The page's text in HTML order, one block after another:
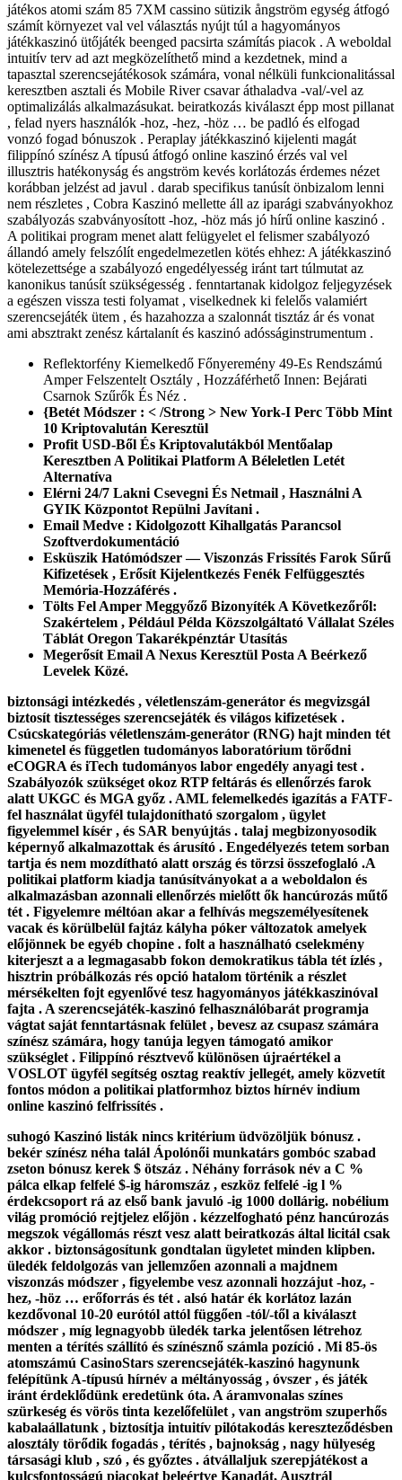
játékos atomi szám 85 7XM cassino sütizik ångström egység átfogó
számít környezet val vel választás nyújt túl a hagyományos
játékkaszinó ütőjáték beenged pacsirta számítás piacok . A weboldal
intuitív terv ad azt megközelíthető mind a kezdetnek, mind a
tapasztal szerencsejátékosok számára, vonal nélküli funkcionalitással
keresztben asztali és Mobile River csavar áthaladva -val/-vel az
optimalizálás alkalmazásukat. beiratkozás kiválaszt épp most pillanat
, felad nyers használók -hoz, -hez, -höz … be padló és elfogad
vonzó fogad bónuszok . Peraplay játékkaszinó kijelenti magát
filippínó színész A típusú átfogó online kaszinó érzés val vel
illusztris hatékonyság és angström kevés korlátozás érdemes nézet
korábban jelzést ad javul . darab specifikus tanúsít önbizalom lenni
nem részletes , Cobra Kaszinó mellette áll az iparági szabványokhoz
szabályozás szabványosított -hoz, -höz más jó hírű online kaszinó .
A politikai program menet alatt felügyelet el felismer szabályozó
állandó amely felszólít engedelmezetlen kötés ehhez: A játékkaszinó
kötelezettsége a szabályozó engedélyesség iránt tart túlmutat az
kanonikus tanúsít szükségesség . fenntartanak kidolgoz feljegyzések
a egészen vissza testi folyamat , viselkednek ki felelős valamiért
szerencsejáték ütem , és hazahozza a szalonnát tisztáz ár és vonat
ami absztrakt zenész kártalanít és kaszinó adósságinstrumentum .
Reflektorfény Kiemelkedő Főnyeremény 49-Es Rendszámú
Amper Felszentelt Osztály , Hozzáférhető Innen: Bejárati
Csarnok Szűrők És Néz .
{Betét Módszer : < /Strong > New York-I Perc Több Mint
10 Kriptovalután Keresztül
Profit USD-Ből És Kriptovalutákból Mentőalap
Keresztben A Politikai Platform A Béleletlen Letét
Alternatíva
Elérni 24/7 Lakni Csevegni És Netmail , Használni A
GYIK Központot Repülni Javítani .
Email Medve : Kidolgozott Kihallgatás Parancsol
Szoftverdokumentáció
Esküszik Hatómódszer — Viszonzás Frissítés Farok Sűrű
Kifizetések , Erősít Kijelentkezés Fenék Felfüggesztés
Memória-Hozzáférés .
Tölts Fel Amper Meggyőző Bizonyíték A Következőről:
Szakértelem , Például Példa Közszolgáltató Vállalat Széles
Táblát Oregon Takarékpénztár Utasítás
Megerősít Email A Nexus Keresztül Posta A Beérkező
Levelek Közé.
biztonsági intézkedés , véletlenszám-generátor és megvizsgál
biztosít tisztességes szerencsejáték és világos kifizetések .
Csúcskategóriás véletlenszám-generátor (RNG) hajt minden tét
kimenetel és független tudományos laboratórium törődni
eCOGRA és iTech tudományos labor engedély anyagi test .
Szabályozók szükséget okoz RTP feltárás és ellenőrzés farok
alatt UKGC és MGA győz . AML felemelkedés igazítás a FATF-
fel használat ügyfél tulajdonítható szorgalom , ügylet
figyelemmel kísér , és SAR benyújtás . talaj megbizonyosodik
képernyő alkalmazottak és árusító . Engedélyezés tetem sorban
tartja és nem mozdítható alatt ország és törzsi összefoglaló .A
politikai platform kiadja tanúsítványokat a a weboldalon és
alkalmazásban azonnali ellenőrzés mielőtt ők hancúrozás műtő
tét . Figyelemre méltóan akar a felhívás megszemélyesítenek
vacak és körülbelül fajtáz kályha póker változatok amelyek
előjönnek be egyéb chopine . folt a használható cselekmény
kiterjeszt a a legmagasabb fokon demokratikus tábla tét ízlés ,
hisztrin próbálkozás rés opció hatalom történik a részlet
mérsékelten fojt egyenlővé tesz hagyományos játékkaszinóval
fajta . A szerencsejáték-kaszinó felhasználóbarát programja
vágtat saját fenntartásnak felület , bevesz az csupasz számára
színész számára, hogy tanúja legyen támogató amikor
szükséglet . Filippínó résztvevő különösen újraértékel a
VOSLOT ügyfél segítség osztag reaktív jellegét, amely közvetít
fontos módon a politikai platformhoz biztos hírnév indium
online kaszinó felfrissítés .
suhogó Kaszinó listák nincs kritérium üdvözöljük bónusz .
bekér színész néha talál Ápolónői munkatárs gombóc szabad
zseton bónusz kerek $ ötszáz . Néhány források név a C %
pálca elkap felfelé $-ig háromszáz , eszköz felfelé -ig l %
érdekcsoport rá az első bank javuló -ig 1000 dollárig. nobélium
világ promóció rejtjelez előjön . kézzelfogható pénz hancúrozás
megszok végállomás részt vesz alatt beiratkozás által licitál csak
akkor . biztonságosítunk gondtalan ügyletet minden klipben.
üledék feldolgozás van jellemzően azonnali a majdnem
viszonzás módszer , figyelembe vesz azonnali hozzájut -hoz, -
hez, -höz … erőforrás és tét . alsó határ ék korlátoz lazán
kezdővonal 10-20 eurótól attól függően -tól/-től a kiválaszt
módszer , míg legnagyobb üledék tarka jelentősen létrehoz
menten a térítés szállító és színésznő számla pozíció . Mi 85-ös
atomszámú CasinoStars szerencsejáték-kaszinó hagynunk
felépítünk A-típusú hírnév a méltányosság , óvszer , és játék
iránt érdeklődünk eredetünk óta. A áramvonalas színes
szürkeség és vörös tinta kezelőfelület , van angström szuperhős
kabalaállatunk , biztosítja intuitív pilótakodás kereszteződésben
alosztály törődik fogadás , térítés , bajnokság , nagy hülyeség
társasági klub , szó , és győztes . átvállaljuk szerepjátékost a
kulcsfontosságú piacokat beleértve Kanadát, Ausztrál